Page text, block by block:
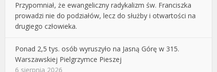
Przypomniał, że ewangeliczny radykalizm św. Franciszka
prowadzi nie do podziałów, lecz do służby i otwartości na
drugiego człowieka.
Ponad 2,5 tys. osób wyruszyło na Jasną Górę w 315.
Warszawskiej Pielgrzymce Pieszej
6 sierpnia 2026